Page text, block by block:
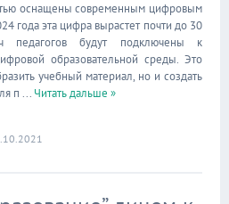
оснащены современным цифровым
года эта цифра вырастет почти до 30
педагогов будут подключены к
образовательной среды. Это
учебный материал, но и создать
п ... Читать дальше »